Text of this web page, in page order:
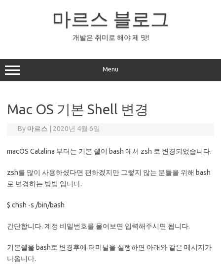
마르스 블로그
개발은 취미로 해야 제 맛!
Menu
Mac OS 기본 Shell 변경
By 마르스 2020년 4월 6일
macOS Catalina 부터는 기본 쉘이 bash 에서 zsh 로 변경되었습니다.
zsh를 많이 사용하셨다면 편하겠지만 그렇지 않는 분들을 위해 bash
로 변경하는 방법 입니다.
$ chsh -s /bin/bash
간단합니다. 계정 비밀번호를 물어보면 입력해주시면 됩니다.
기본쉘을 bash로 변경후에 터미널을 실행하면 아래와 같은 메시지가
나옵니다.